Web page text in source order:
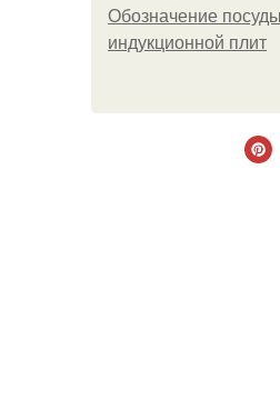
Обозначение
индукционной плит